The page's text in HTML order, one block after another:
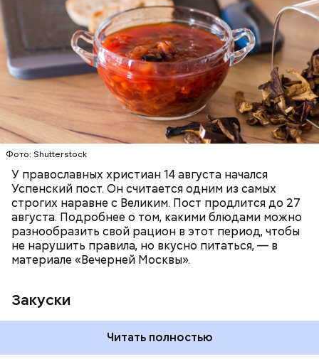
Фото: Shutterstock
У православных христиан 14 августа начался
Успенский пост. Он считается одним из самых
строгих наравне с Великим. Пост продлится до 27
августа. Подробнее о том, какими блюдами можно
разнообразить свой рацион в этот период, чтобы
не нарушить правила, но вкусно питаться, — в
материале «Вечерней Москвы».
Закуски
Баклажаны с овощами
Читать полностью
ПРАВОСЛАВИЕ ЕДА РЕЦЕПТЫ
Читайте также:
купального сезона в Москве и Подмосковье